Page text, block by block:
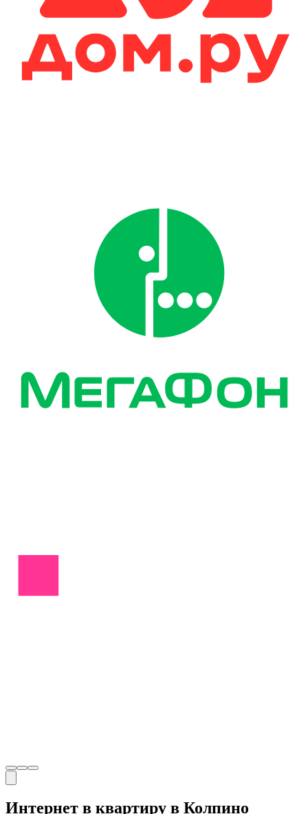
Интернет в квартиру в Колпино